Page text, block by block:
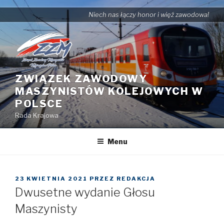
Przejdź
treści
Niech nas łączy honor i więź zawodowa!
ZWIĄZEK ZAWODOWY
MASZYNISTÓW KOLEJOWYCH W
POLSCE
Rada Krajowa
Menu
OPUBLIKOWANE
W
23 KWIETNIA 2021 PRZEZ REDAKCJA
Dwusetne wydanie Głosu
Maszynisty